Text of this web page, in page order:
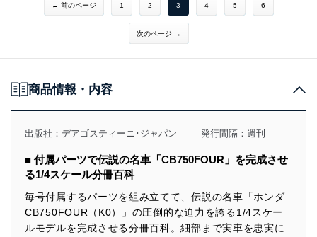
← 前のページ 1 2 3 4 5 6
次のページ →
商品情報・内容
出版社： デアゴスティーニ･ジャパン 発行間隔：週刊
■ 付属パーツで伝説の名車「CB750FOUR」を完成させ
る1/4スケール分冊百科
毎号付属するパーツを組み立てて、伝説の名車「ホンダ
CB750FOUR（K0）」の圧倒的な迫力を誇る1/4スケー
ルモデルを完成させる分冊百科。細部まで実車を忠実に